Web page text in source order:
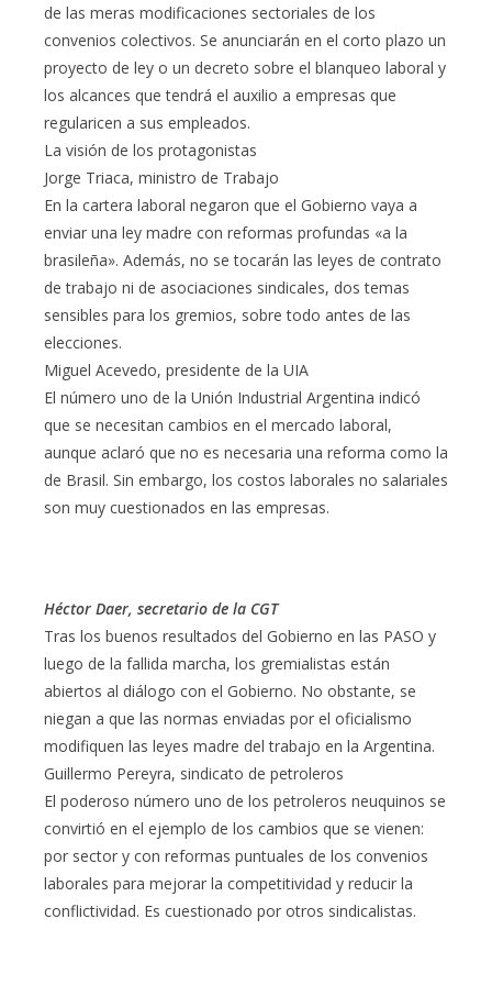
de las meras modificaciones sectoriales de los
convenios colectivos. Se anunciarán en el corto plazo un
proyecto de ley o un decreto sobre el blanqueo laboral y
los alcances que tendrá el auxilio a empresas que
regularicen a sus empleados.
La visión de los protagonistas
Jorge Triaca, ministro de Trabajo
En la cartera laboral negaron que el Gobierno vaya a
enviar una ley madre con reformas profundas «a la
brasileña». Además, no se tocarán las leyes de contrato
de trabajo ni de asociaciones sindicales, dos temas
sensibles para los gremios, sobre todo antes de las
elecciones.
Miguel Acevedo, presidente de la UIA
El número uno de la Unión Industrial Argentina indicó
que se necesitan cambios en el mercado laboral,
aunque aclaró que no es necesaria una reforma como la
de Brasil. Sin embargo, los costos laborales no salariales
son muy cuestionados en las empresas.
Héctor Daer, secretario de la CGT
Tras los buenos resultados del Gobierno en las PASO y
luego de la fallida marcha, los gremialistas están
abiertos al diálogo con el Gobierno. No obstante, se
niegan a que las normas enviadas por el oficialismo
modifiquen las leyes madre del trabajo en la Argentina.
Guillermo Pereyra, sindicato de petroleros
El poderoso número uno de los petroleros neuquinos se
convirtió en el ejemplo de los cambios que se vienen:
por sector y con reformas puntuales de los convenios
laborales para mejorar la competitividad y reducir la
conflictividad. Es cuestionado por otros sindicalistas.